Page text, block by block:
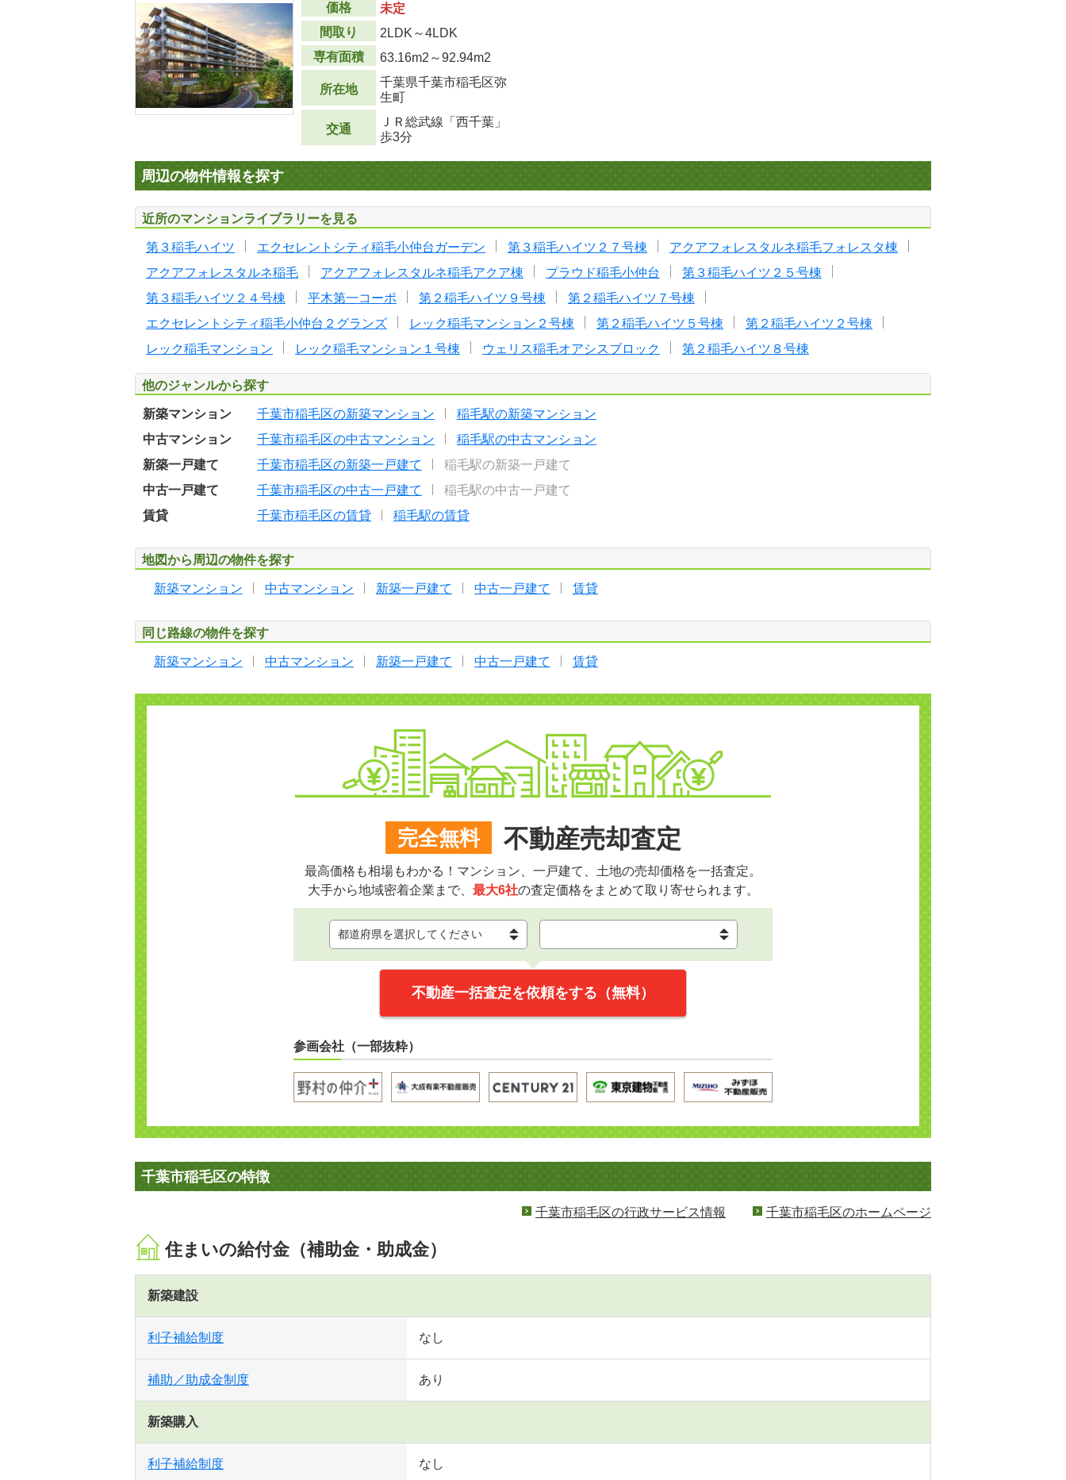
価格
未定
間取り
2LDK～4LDK
専有面積
63.16m2 ～92.94m2
所在地
千葉県千葉市稲毛区弥
生町
交通
ＪＲ総武線「西千葉」
歩3分
周辺の物件情報を探す
近所のマンションライブラリーを見る
第３稲毛ハイツ エクセレントシティ稲毛小仲台ガーデン 第３稲毛ハイツ２７号棟
アクアフォレスタルネ稲毛フォレスタ棟
アクアフォレスタルネ稲毛
アクアフォレスタルネ稲毛アクア棟 プラウド稲毛小仲台
第３稲毛ハイツ２５号棟
第３稲毛ハイツ２４号棟
平木第一コーポ 第２稲毛ハイツ９号棟
第２稲毛ハイツ７号棟
エクセレントシティ稲毛小仲台２グランズ
レック稲毛マンション２号棟 第２稲毛ハイツ５号棟
第２稲毛ハイツ２号棟
レック稲毛マンション
レック稲毛マンション１号棟 ウェリス稲毛オアシスブロック 第２稲毛ハイツ８号棟
他のジャンルから探す
新築マンション 千葉市稲毛区の新築マンション
稲毛駅の新築マンション
中古マンション
千葉市稲毛区の中古マンション
稲毛駅の中古マンション
新築一戸建て
千葉市稲毛区の新築一戸建て
稲毛駅の新築一戸建て
中古一戸建て
千葉市稲毛区の中古一戸建て
稲毛駅の中古一戸建て
賃貸
千葉市稲毛区の賃貸 稲毛駅の賃貸
地図から周辺の物件を探す
新築マンション 中古マンション 新築一戸建て 中古一戸建て 賃貸
同じ路線の物件を探す
新築マンション 中古マンション 新築一戸建て 中古一戸建て 賃貸
完全無料 不動産売却査定
最高価格も相場もわかる！マンション、一戸建て、土地の売却価格を一括査定。
大手から地域密着企業まで、 最大6社の査定価格をまとめて取り寄せられます。
不動産一括査定を依頼をする（無料）
参画会社（一部抜粋）
千葉市稲毛区の特徴
千葉市稲毛区の行政サービス情報 千葉市稲毛区のホームページ
住まいの給付金（補助金・助成金）
新築建設
利子補給制度 なし
補助／助成金制度 あり
新築購入
利子補給制度 なし